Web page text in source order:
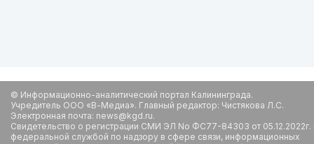
© Информационно-аналитический портал Калининграда.
Учредитель ООО «В-Медиа». Главный редактор: Чистякова Л.С.
Электронная почта: news@kgd.ru.
Свидетельство о регистрации СМИ ЭЛ No ФС77-84303 от
федеральной службой по надзору в сфере связи, информационных